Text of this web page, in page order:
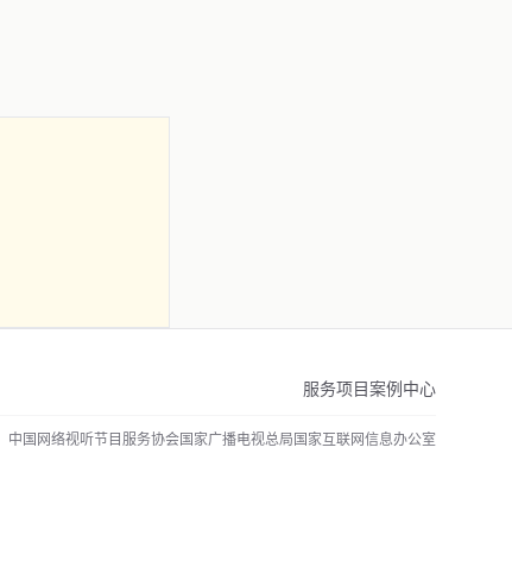
服务项目案例中心
中国网络视听节目服务协会国家广播电视总局国家互联网信息办公室